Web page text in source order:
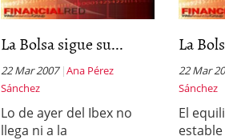
La Bolsa sigue su...
22 Mar 2007 Ana Pérez
Sánchez
Lo de ayer del Ibex no
llega ni a la
La
22 Mar
Sánchez
El